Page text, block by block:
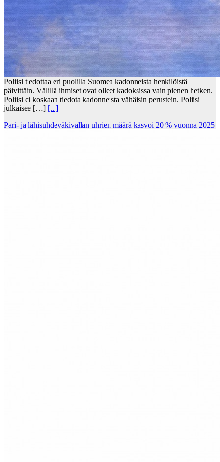
Poliisi tiedottaa eri puolilla Suomea kadonneista henkilöistä
päivittäin. Välillä ihmiset ovat olleet kadoksissa vain pienen hetken.
Poliisi ei koskaan tiedota kadonneista vähäisin perustein. Poliisi
julkaisee […] [...]
Pari- ja lähisuhdeväkivallan uhrien määrä kasvoi 20 % vuonna 2025